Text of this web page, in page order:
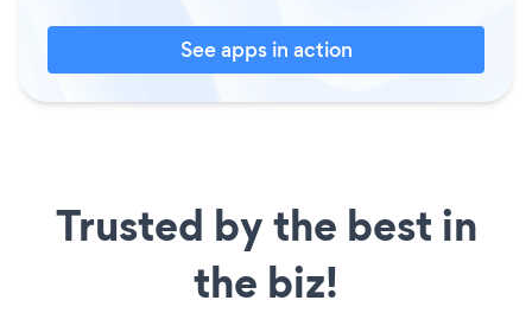
See apps in action
Trusted by the best in
the biz!